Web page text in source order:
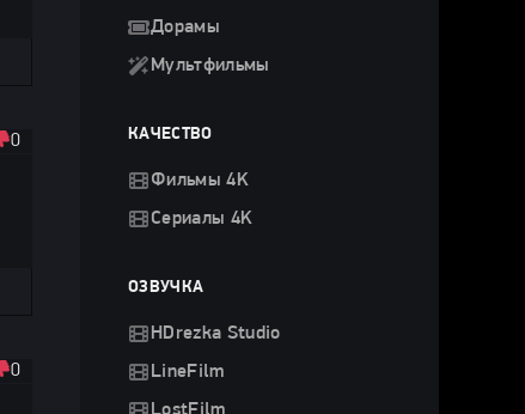
0
0
Дорамы
Мультфильмы
КАЧЕСТВО
Фильмы 4K
Сериалы 4K
ОЗВУЧКА
HDrezka Studio
LineFilm